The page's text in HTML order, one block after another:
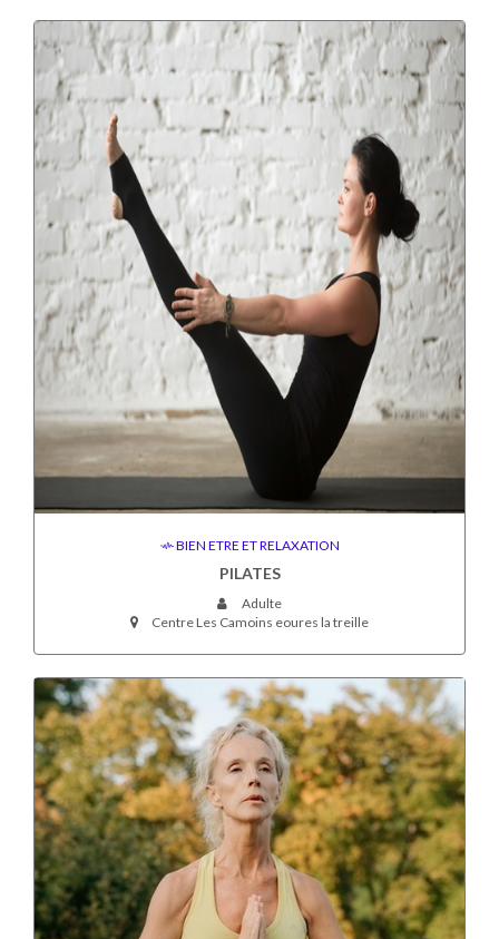
BIEN ETRE ET RELAXATION
PILATES
Adulte
Centre Les Camoins eoures la treille